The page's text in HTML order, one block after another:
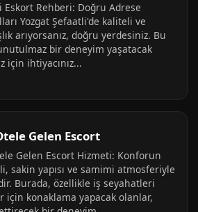
Eskort Rehberi: Doğru Adrese
Yozgat Şefaatli'de kaliteli ve
arıyorsanız, doğru yerdesiniz. Bu
bir deneyim yaşatacak
için ihtiyacınız...
Gelen Escort
Gelen Escort Hizmeti: Konforun
sakin yapısı ve samimi atmosferiyle
Burada, özellikle iş seyahatleri
için konaklama yapacak olanlar,